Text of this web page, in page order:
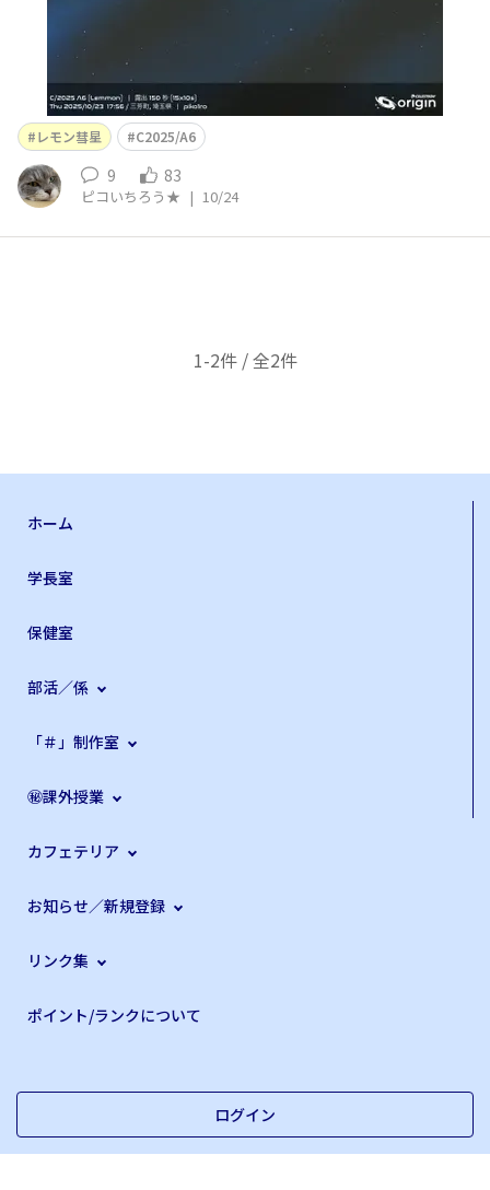
レモン彗星 C2025/A6
9 83
ピコいちろう★ | 10/24
1-2件 / 全2件
ホーム
学長室
保健室
部活／係
「＃」制作室
㊙課外授業
カフェテリア
お知らせ／新規登録
リンク集
ポイント/ランクについて
ログイン